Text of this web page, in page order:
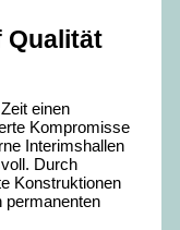
Qualität
einen
Kompromisse
Interimshallen
Durch
Konstruktionen
permanenten